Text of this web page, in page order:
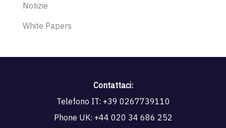
Notizie
White Papers
Contattaci:
Telefono IT: +39 0267739110
Phone UK: +44 020 34 686 252